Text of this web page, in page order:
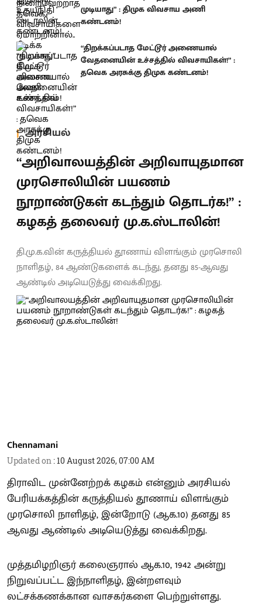
முடியாது” : திமுக விவசாய அணி
கண்டனம்!
“திறக்கப்படாத மேட்டூர் அணையால்
வேதனையின் உச்சத்தில் விவசாயிகள்!” :
தவெக அரசுக்கு திமுக கண்டனம்!
அரசியல்
“அறிவாலயத்தின் அறிவாயுதமான
முரசொலியின் பயணம்
நூறாண்டுகள் கடந்தும் தொடர்க!” :
கழகத் தலைவர் மு.க.ஸ்டாலின்!
தி.மு.க.வின் கருத்தியல் தூணாய் விளங்கும் முரசொலி
நாளிதழ், 84 ஆண்டுகளைக் கடந்து, தனது 85-ஆவது
ஆண்டில் அடியெடுத்து வைக்கிறது.
Chennamani
Updated on :10 August 2026, 07:00 AM
திராவிட முன்னேற்றக் கழகம் என்னும் அரசியல்
பேரியக்கத்தின் கருத்தியல் தூணாய் விளங்கும்
முரசொலி நாளிதழ், இன்றோடு (ஆக.10) தனது 85
ஆவது ஆண்டில் அடியெடுத்து வைக்கிறது.
முத்தமிழறிஞர் கலைஞரால் ஆக.10, 1942 அன்று
நிறுவப்பட்ட இந்நாளிதழ், இன்றளவும்
லட்சக்கணக்கான வாசகர்களை பெற்றுள்ளது.